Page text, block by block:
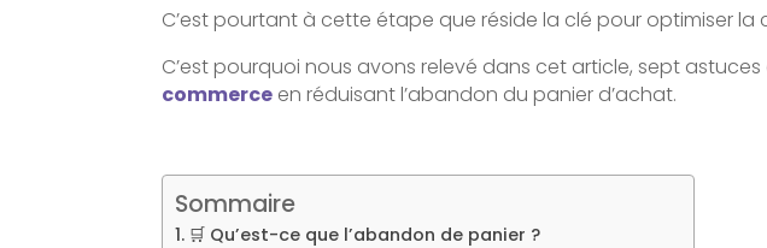
C’est pourtant à cette étape que réside la clé pour optimiser la
C’est pourquoi nous avons relevé dans cet article, sept
commerce en réduisant l’abandon du panier d’achat.
Sommaire
🛒 Qu’est-ce que l’abandon de panier ?